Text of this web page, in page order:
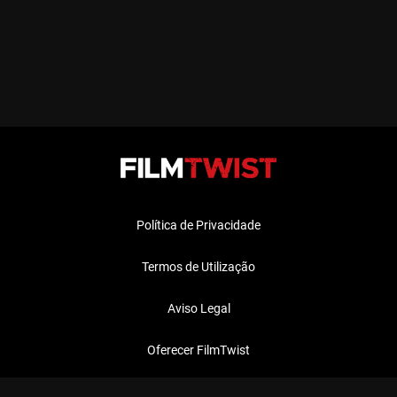
Política de Privacidade
Termos de Utilização
Aviso Legal
Oferecer FilmTwist